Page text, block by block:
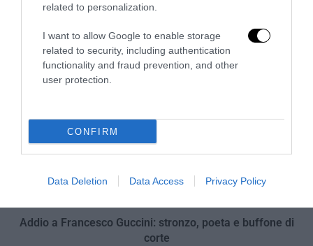
related to personalization.
I want to allow Google to enable storage
related to security, including authentication
functionality and fraud prevention, and other
user protection.
CONFIRM
Data Deletion Data Access Privacy Policy
Addio a Francesco Guccini: stronzo, poeta e buffone di
corte